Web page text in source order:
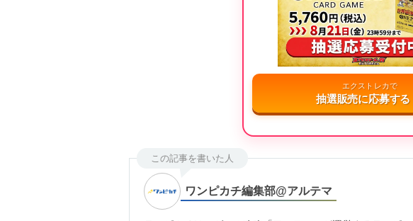
エクストレカで
抽選販売に応募する
この記事を書いた人
ワンピカチ編集部@アルテマ